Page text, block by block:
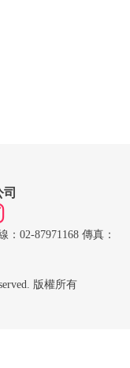
02-87971168 傳真：
版權所有